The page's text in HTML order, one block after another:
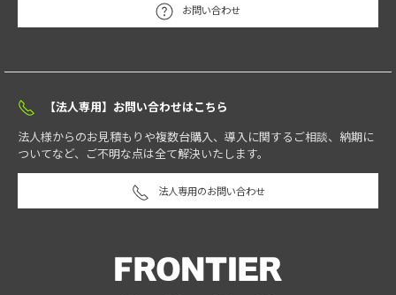
お問い合わせ
【法人専用】お問い合わせはこちら
法人様からのお見積もりや複数台購入、導入に関するご相談、納期に
ついてなど、ご不明な点は全て解決いたします。
法人専用のお問い合わせ